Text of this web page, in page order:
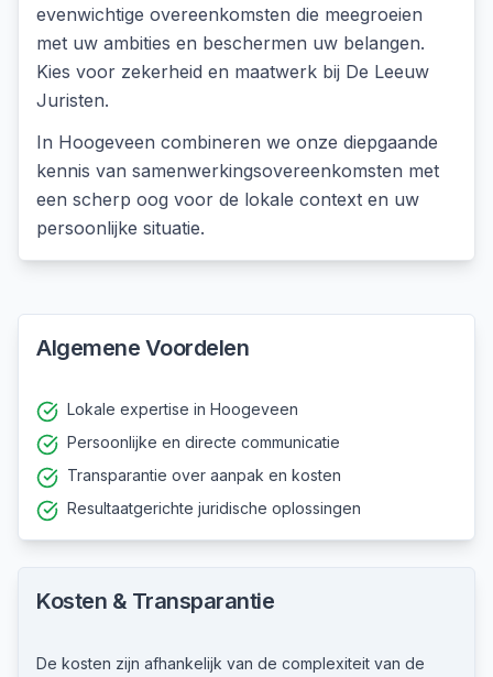
evenwichtige overeenkomsten die meegroeien
met uw ambities en beschermen uw belangen.
Kies voor zekerheid en maatwerk bij De Leeuw
Juristen.
In Hoogeveen combineren we onze diepgaande
kennis van samenwerkingsovereenkomsten met
een scherp oog voor de lokale context en uw
persoonlijke situatie.
Algemene Voordelen
Lokale expertise in Hoogeveen
Persoonlijke en directe communicatie
Transparantie over aanpak en kosten
Resultaatgerichte juridische oplossingen
Kosten & Transparantie
De kosten zijn afhankelijk van de complexiteit van de